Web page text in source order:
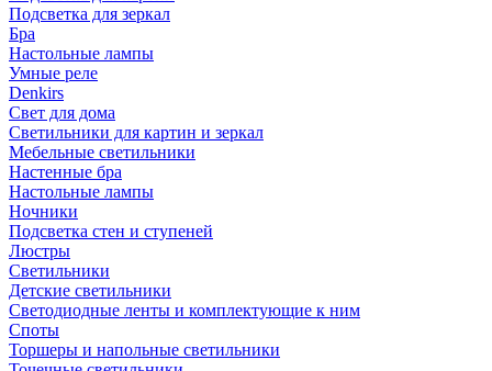
Подсветка для зеркал
Бра
Настольные лампы
Умные реле
Denkirs
Свет для дома
Светильники для картин и зеркал
Мебельные светильники
Настенные бра
Настольные лампы
Ночники
Подсветка стен и ступеней
Люстры
Светильники
Детские светильники
Светодиодные ленты и комплектующие к ним
Споты
Торшеры и напольные светильники